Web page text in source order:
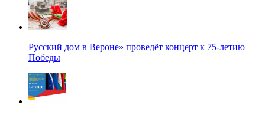
Русский дом в Вероне» проведёт концерт к 75-летию
Победы